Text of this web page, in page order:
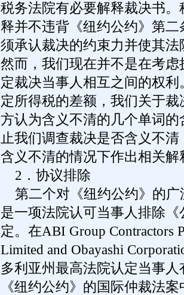
税务法院有必要解释裁决书
释并不违背《纽约公约》第
须承认裁决的约束力并使其
然而，我们现在并不是在考
定裁决当事人相互之间的权
定所得税的差额，我们关于
方认为含义不清的几个单词
止我们调查裁决是否含义不
含义不清的情况下作出相关解
2．协议排除
第二个对《纽约公约》的广
是一项法院认可当事人排除
定。在ABI Group Contractors
Limited and Obayashi
多利亚州最高法院认定当事
《纽约公约》的国际仲裁法